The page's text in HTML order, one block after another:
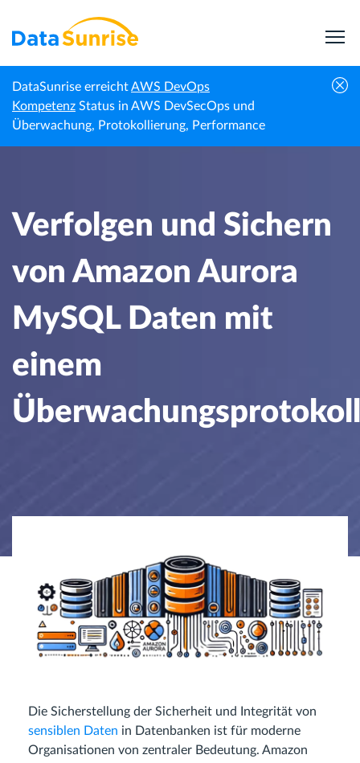
DataSunrise erreichtAWS DevOps
Kompetenz Status in AWS DevSecOps und
Überwachung, Protokollierung, Performance
Startseite Wissenszentrum
Verfolgen und Sichern von Amazon Aurora
MySQL Daten mit einem
Überwachungsprotokoll
Verfolgen und Sichern
von Amazon Aurora
MySQL Daten mit
einem
Überwachungsprotokoll
Die Sicherstellung der Sicherheit und Integrität von
sensiblen Daten in Datenbanken ist für moderne
Organisationen von zentraler Bedeutung. Amazon